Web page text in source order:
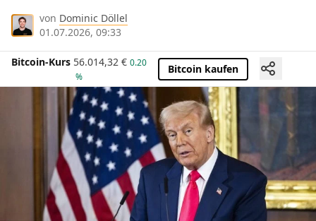
von Dominic Döllel
01.07.2026, 09:33
Bitcoin-Kurs 56.014,32 € 0.20
%
Bitcoin kaufen